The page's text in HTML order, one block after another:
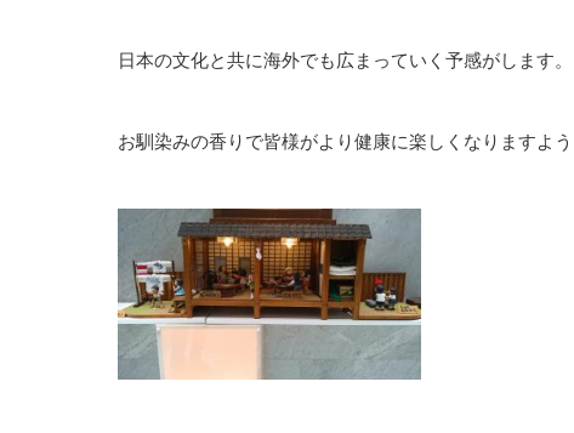
日本の文化と共に海外でも広まっていく予感がします。
お馴染みの香りで皆様がより健康に楽しくなりますよう